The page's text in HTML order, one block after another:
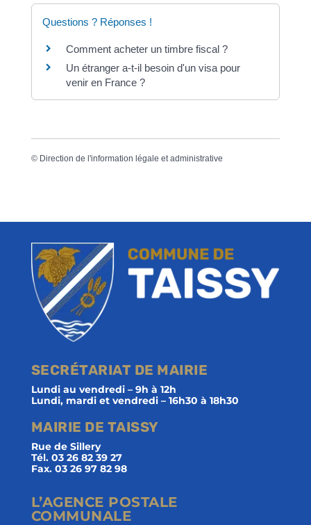
Questions ? Réponses !
Comment acheter un timbre fiscal ?
Un étranger a-t-il besoin d'un visa pour
venir en France ?
© Direction de l'information légale et administrative
SECRÉTARIAT DE MAIRIE
Lundi au vendredi – 9h à 12h
Lundi, mardi et vendredi – 16h30 à 18h30
MAIRIE DE TAISSY
Rue de Sillery
Tél. 03 26 82 39 27
Fax. 03 26 97 82 98
L’AGENCE POSTALE
COMMUNALE